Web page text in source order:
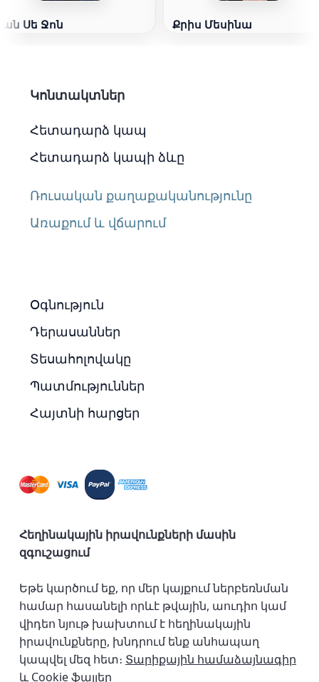
Սե Ջոն Քրիս Մեսինա
Կոնտակտներ
Հետադարձ կապ
Հետադարձ կապի ձևը
Ռուսական քաղաքականությունը
Առաքում և վճարում
Օգնություն
Դերասաններ
Տեսահոլովակը
Պատմություններ
Հայտնի հարցեր
Հեղինակային իրավունքների մասին
զգուշացում
Եթե կարծում եք, որ մեր կայքում ներբեռնման
համար հասանելի որևէ թվային, աուդիո կամ
վիդեո նյութ խախտում է հեղինակային
իրավունքները, խնդրում ենք անհապաղ
կապվել մեզ հետ։ Տարիքային համաձայնագիր
և Cookie ֆայլեր